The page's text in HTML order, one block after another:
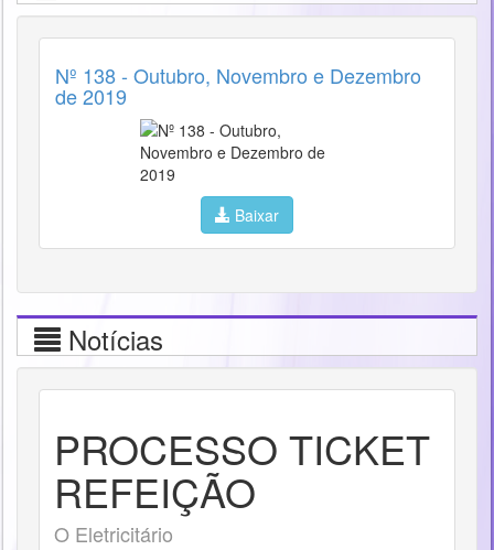
Nº 138 - Outubro, Novembro e Dezembro
de 2019
Baixar
Notícias
PROCESSO TICKET
REFEIÇÃO
O Eletricitário